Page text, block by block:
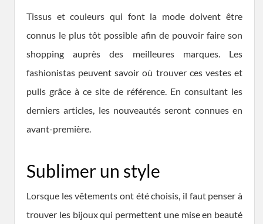
Tissus et couleurs qui font la mode doivent être
connus le plus tôt possible afin de pouvoir faire son
shopping auprès des meilleures marques. Les
fashionistas peuvent savoir où trouver ces vestes et
pulls grâce à ce site de référence. En consultant les
derniers articles, les nouveautés seront connues en
avant-première.
Sublimer un style
Lorsque les vêtements ont été choisis, il faut penser à
trouver les bijoux qui permettent une mise en beauté